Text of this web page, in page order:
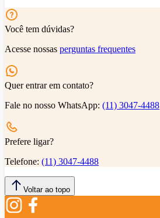
Você tem dúvidas?
Acesse nossas perguntas frequentes
Quer entrar em contato?
Fale no nosso WhatsApp: (11) 3047-4488
Prefere ligar?
Telefone: (11) 3047-4488
Voltar ao topo